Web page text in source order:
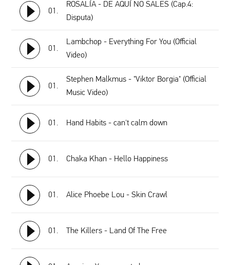
01.
ROSALÍA - DE AQUÍ NO SALES (Cap.4:
Disputa)
01.
Lambchop - Everything For You (Official
Video)
01.
Stephen Malkmus - "Viktor Borgia" (Official
Music Video)
01. Hand Habits - can't calm down
01. Chaka Khan - Hello Happiness
01. Alice Phoebe Lou - Skin Crawl
01. The Killers - Land Of The Free